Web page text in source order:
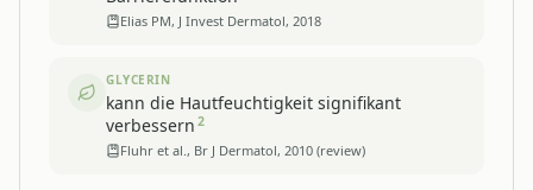
Elias PM, J Invest Dermatol, 2018
GLYCERIN
kann die Hautfeuchtigkeit signifikant
verbessern 2
Fluhr et al., Br J Dermatol, 2010 (review)